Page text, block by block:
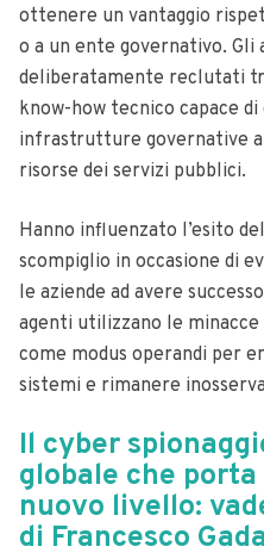
ottenere un vantaggio
o a un ente governativo. Gli
deliberatamente reclutati
know-how tecnico capace
infrastrutture governative
risorse dei servizi pubblici.
Hanno influenzato l’esito
scompiglio in occasione di
le aziende ad avere
agenti utilizzano le
come modus operandi per
sistemi e rimanere
Il cyber
globale che
nuovo livello:
di Francesco